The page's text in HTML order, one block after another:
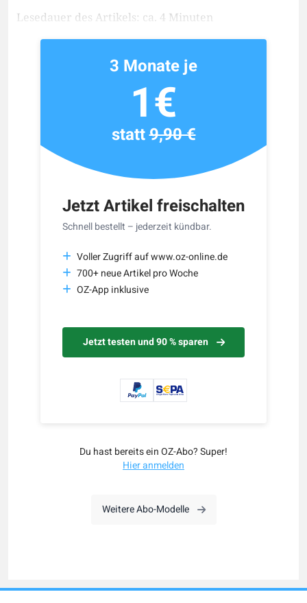
Lesedauer des Artikels: ca. 4 Minuten
Jetzt Artikel freischalten
Schnell bestellt – jederzeit kündbar.
Voller Zugriff auf www.oz-online.de
700+ neue Artikel pro Woche
OZ-App inklusive
Jetzt testen und 90 % sparen
3 Monate je
1€
statt9,90 €
Du hast bereits ein OZ-Abo? Super!
Hier anmelden
Weitere Abo-Modelle